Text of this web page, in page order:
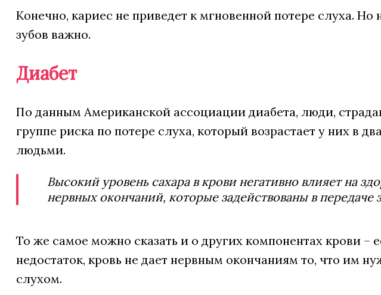
Конечно, кариес не приведет к мгновенной потере слуха. Но
зубов важно.
Диабет
По данным Американской ассоциации диабета, люди,
группе риска по потере слуха, который возрастает у них в
людьми.
Высокий уровень сахара в крови негативно влияет на
нервных окончаний, которые задействованы в передаче
То же самое можно сказать и о других компонентах крови –
недостаток, кровь не дает нервным окончаниям то, что им
слухом.